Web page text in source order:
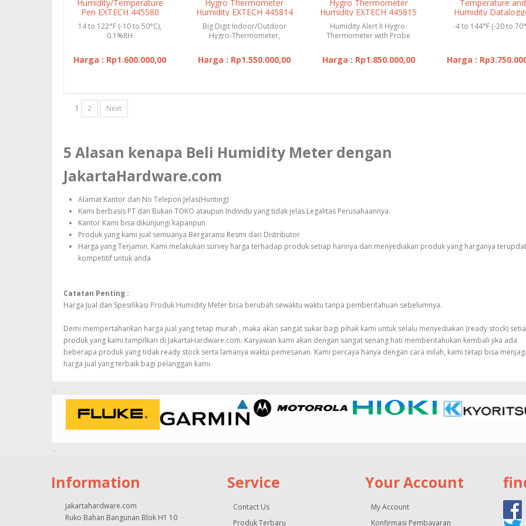
Humidity/Temperature
Pen EXTECH 445580
14 to 122°F (-10 to 50°C),
0.1%RH
Harga : Rp1.600.000,00
Hygro Thermometer
Humidity EXTECH 445814
Big Digit Indoor/Outdoor
Hygro-Thermometer,
Harga : Rp1.550.000,00
Hygro Thermometer
Humidity EXTECH 445815
with
Humidity Alert II Hygro-
Thermometer with Probe
Harga : Rp1.850.000,00
Temperature and
Humidity
EXTECH 42
-4 to 144°F (-20 to
Harga :
1 2 Next
5 Alasan kenapa Beli Humidity Meter dengan
JakartaHardware.com
Alamat Kantor dan No Telepon Jelas(Hunting)
Kami berbasis PT dan Bukan TOKO ataupun Individu yang tidak jelas Legalitas Perusahaannya.
Kantor Kami bisa dikunjungi kapanpun
Produk yang kami jual semuanya Bergaransi Resmi dari Distributor
Harga yang Terjamin. Kami melakukan survey harga terhadap produk setiap harinya dan menyediakan produk yang harganya
kompetitif untuk anda
Catatan Penting :
Harga Jual dan Spesifikasi Produk Humidity Meter bisa berubah sewaktu waktu tanpa pemberitahuan sebelumnya.
Demi mempertahankan harga jual yang tetap murah , maka akan sangat sukar bagi pihak kami untuk selalu menyediakan (ready stock)
produk yang kami tampilkan di JakartaHardware.com. Karyawan kami akan dengan sangat senang hati memberitahukan kembali jika ada
beberapa produk yang tidak ready stock serta lamanya waktu pemesanan. Kami percaya hanya dengan cara inilah, kami tetap bisa
harga jual yang terbaik bagi pelanggan kami.
Information
jakartahardware.com
Ruko Bahan Bangunan Blok H1 10
Service
Contact Us
Produk Terbaru
Your Account
My Account
Konfirmasi Pembayaran